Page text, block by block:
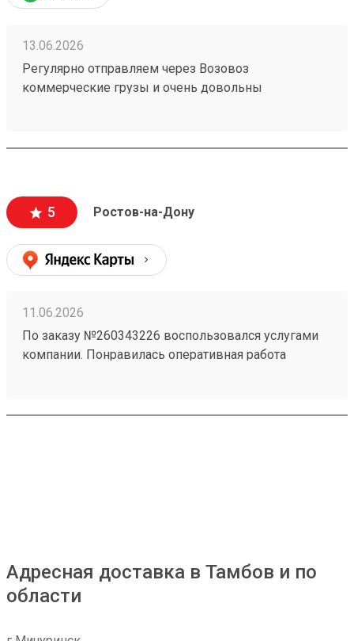
13.06.2026
Регулярно отправляем через Возовоз
коммерческие грузы и очень довольны
быстро. Персонал заслуживает отдельной похвалы
оформлением. Самое главное для нас — это
стопроцентная сохранность груза, коробки всегда
сроки соблюдаются. Рекомендую! (заказ №
260183788)
5 Ростов-на-Дону
11.06.2026
По заказу №260343226 воспользовался услугами
компании. Понравилась оперативная работа
своевременно. Замечаний по доставке нет.
Адресная доставка в Тамбов и по
области